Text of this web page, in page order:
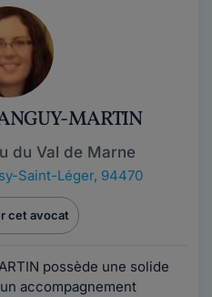
MARTIN
du Val de Marne
Saint-Léger, 94470
cet avocat
possède une solide
accompagnement